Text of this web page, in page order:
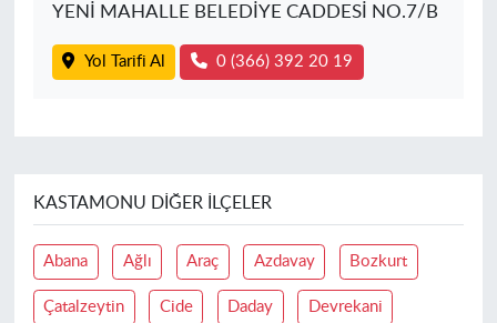
YENİ MAHALLE BELEDİYE CADDESİ NO.7/B
Yol Tarifi Al 0 (366) 392 20 19
KASTAMONU DIĞER İLÇELER
Abana Ağlı Araç Azdavay Bozkurt
Çatalzeytin Cide Daday Devrekani